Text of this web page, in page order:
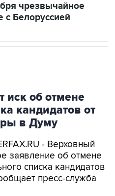
чрезвычайное
с Белоруссией
иск об отмене
кандидатов от
в Думу
- Верховный
заявление об отмене
списка кандидатов
пресс-служба